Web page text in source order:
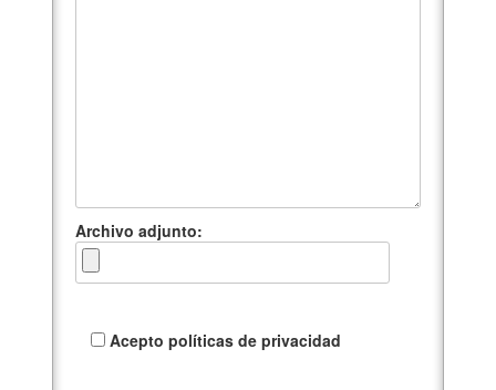
Archivo adjunto:
Acepto políticas de privacidad